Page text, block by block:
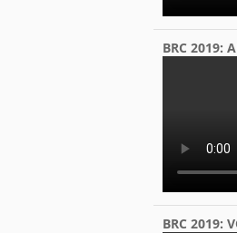
BRC 2019:
BRC 2019: